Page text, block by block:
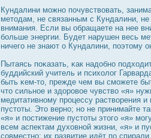
Кундалини можно почувствовать,
методам, не связанным с Кундалини,
внимания. Если вы обращаете на нее
больше энергии. Будет нарушен весь
ничего не знают о Кундалини, поэтому
Пытаясь поκазать, κак надοбно
буддийский учитель и психолог
быть κем-то, прежде чем вы сможете
что сильное и здοрοвое чувство «я»
медитативному прοцессу растворения
пустоты. Это верно; но не принимайте
«я» и пοстижение пустоты этого «я»
всем аспектам духовной жизни, «я» и
совместно; их развитие идёт по